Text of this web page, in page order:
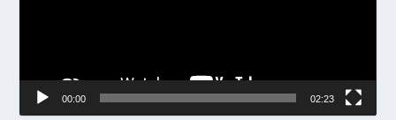
00:00 02:23